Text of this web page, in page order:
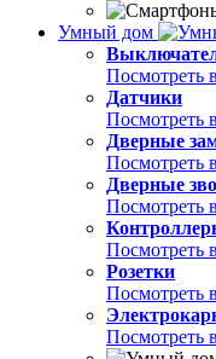
Умный дом
Посмотреть
Датчики
Посмотреть
Дверные
Посмотреть
Дверные
Посмотреть
Посмотреть
Розетки
Посмотреть
Посмотреть